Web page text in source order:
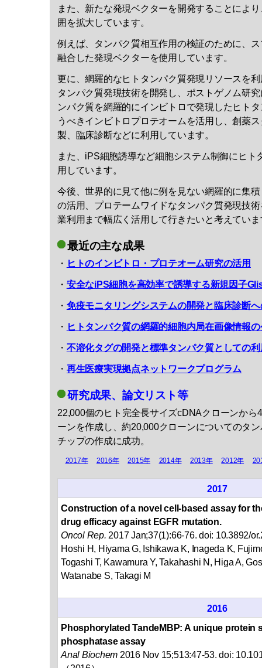
また、新たな発現ベクターを開発することによ
囲を拡大しています。
例えば、タンパク質相互作用の検証のために、
融合した発現ベクターを使用しています。
更に、網羅的なヒトタンパク質発現リソースを
タンパク質発現技術を開発し、ポストゲノム研
ンパク質を網羅的にインビトロで発現したヒト
うべきインビトロプロテオームを活用し、創薬
製、臨床診断などに利用しています。
また、iPS細胞誘導など細胞システム制御にヒト
用しています。
今後、世界的に見て他に例を見ない網羅的に集
の活用、プロテームワイドなタンパク質発現技
業利用まで幅広く活用して行きたいと考えてい
最近の主な成果
・ ヒトのインビトロ・プロテオーム研究の活用
・ 安全なiPS細胞を高効率で誘導する新規因子
・ 免疫モニタリングシステムの開発と臨床診断
・ ヒトタンパク質の網羅的細胞内局在画像情報
・ 不溶化タグの開発と標準タンパク質としての利
・ 再生医療実現拠点ネットワークプログラム
研究成果、論文リスト等
22,000個のヒト完全長サイズcDNAクローンから
ーンを作成し、約20,000クローンについてのタ
チップの作成に成功。
2017年 2016年 2015年 2014年 2013年 2012年
2017
Construction of a novel cell-based assay for
drug efficacy against EGFR mutation.
Oncol Rep. 2017 Jan;37(1):66-76. doi: 10.3892/
Hoshi H, Hiyama G, Ishikawa K, Inageda K,
Togashi T, Kawamura Y, Takahashi N, Higa A,
Watanabe S, Takagi M
2016
Phosphorylated TandeMBP: A unique protein
phosphatase assay
Anal Biochem 2016 Nov 15;513:47-53. doi: